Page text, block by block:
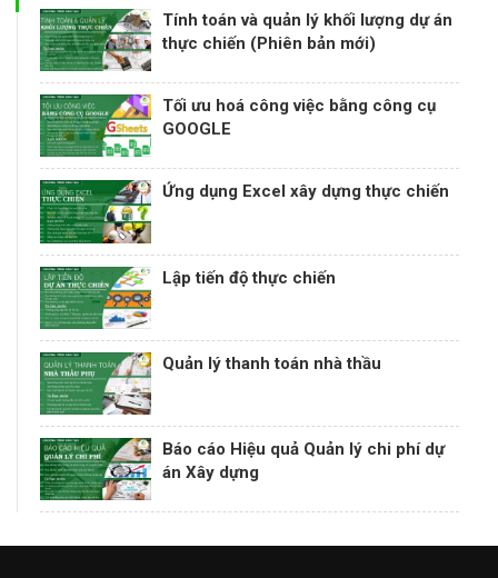
Tính toán và quản lý khối lượng dự án
thực chiến (Phiên bản mới)
Tối ưu hoá công việc bằng công cụ
GOOGLE
Ứng dụng Excel xây dựng thực chiến
Lập tiến độ thực chiến
Quản lý thanh toán nhà thầu
Báo cáo Hiệu quả Quản lý chi phí dự
án Xây dựng